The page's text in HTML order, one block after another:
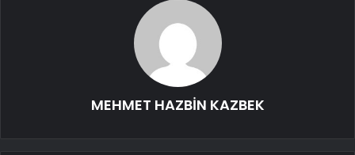
MEHMET HAZBİN KAZBEK